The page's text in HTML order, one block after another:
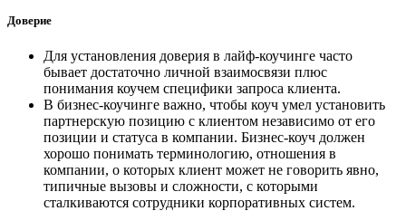
Доверие
Для установления доверия в лайф-коучинге часто
бывает достаточно личной взаимосвязи плюс
понимания коучем специфики запроса клиента.
В бизнес-коучинге важно, чтобы коуч умел установить
партнерскую позицию с клиентом независимо от его
позиции и статуса в компании. Бизнес-коуч должен
хорошо понимать терминологию, отношения в
компании, о которых клиент может не говорить явно,
типичные вызовы и сложности, с которыми
сталкиваются сотрудники корпоративных систем.